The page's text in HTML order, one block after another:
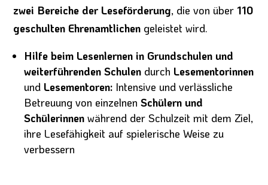
zwei Bereiche der Leseförderung, die von über 110
geschulten Ehrenamtlichen geleistet wird.
Hilfe beim Lesenlernen in Grundschulen und
weiterführenden Schulen durch Lesementorinnen
und Lesementoren: Intensive und verlässliche
Betreuung von einzelnenSchülern und
Schülerinnenwährend der Schulzeit mit dem Ziel,
ihre Lesefähigkeit auf spielerische Weise zu
verbessern